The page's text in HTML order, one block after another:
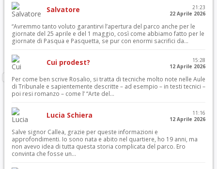
Salvatore
21:23
22 Aprile 2026
“Avremmo tanto voluto garantirvi l’apertura del parco anche per le
giornate del 25 aprile e del 1 maggio, così come abbiamo fatto per le
giornate di Pasqua e Pasquetta, se pur con enormi sacrifici da...
Cui prodest?
15:28
12 Aprile 2026
Per come ben scrive Rosalio, si tratta di tecniche molto note nelle Aule
di Tribunale e sapientemente descritte – ad esempio – in testi tecnici –
poi resi romanzo – come l’ “Arte del...
Lucia Schiera
11:16
12 Aprile 2026
Salve signor Callea, grazie per queste informazioni e
approfondimenti. Io sono nata e abito nel quartiere, ho 19 anni, ma
non avevo idea di tutta questa storia complicata del parco. Ero
convinta che fosse un...